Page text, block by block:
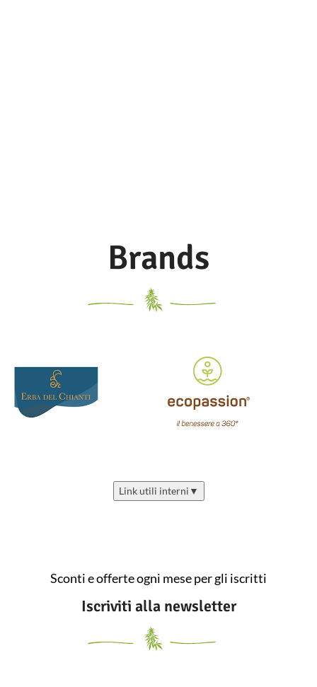
Brands
Link utili interni ▼
Sconti e offerte ogni mese per gli iscritti
Iscriviti alla newsletter